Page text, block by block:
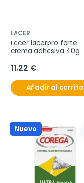
LACER
Lacer lacerpro forte
crema adhesiva 40g
11,22 €
Añadir al carrito
Nuevo